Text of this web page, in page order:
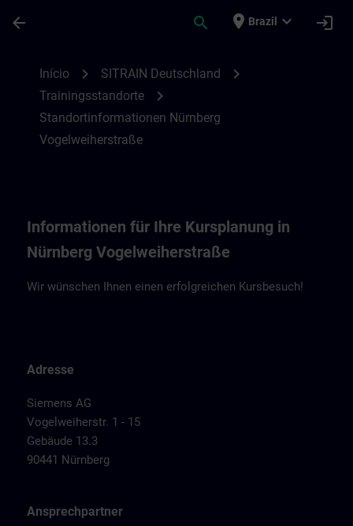
arrow_back search place Brazil expand_more login
Início chevron_right SITRAIN Deutschland chevron_right
Trainingsstandorte chevron_right
Standortinformationen Nürnberg
Vogelweiherstraße
Informationen für Ihre Kursplanung in
Nürnberg Vogelweiherstraße
Wir wünschen Ihnen einen erfolgreichen Kursbesuch!
Adresse
Siemens AG
Vogelweiherstr. 1 - 15
Gebäude 13.3
90441 Nürnberg
Ansprechpartner